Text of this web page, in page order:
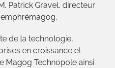
Patrick Gravel, directeur
de la technologie,
en croissance et
Magog Technopole ainsi